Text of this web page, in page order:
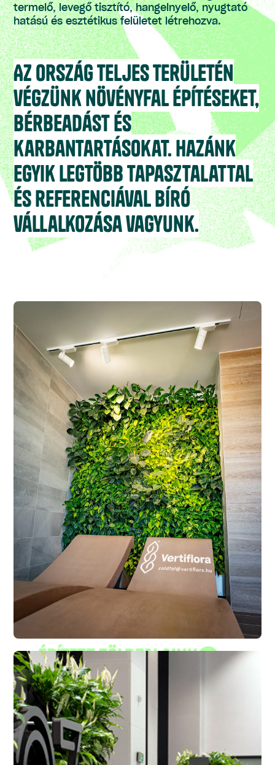
termelő, levegő tisztító, hangelnyelő, nyugtató
hatású és esztétikus felületet létrehozva.
Az ország teljes területén
végzünk növényfal építéseket,
bérbeadást és
karbantartásokat. Hazánk
egyik legtöbb tapasztalattal
és referenciával bíró
vállalkozása vagyunk.
Épített zöldfalaink